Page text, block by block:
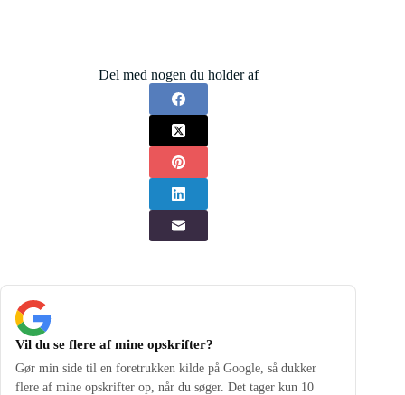
Del med nogen du holder af
Vil du se flere af mine opskrifter?
Gør min side til en foretrukken kilde på Google, så dukker
flere af mine opskrifter op, når du søger. Det tager kun 10